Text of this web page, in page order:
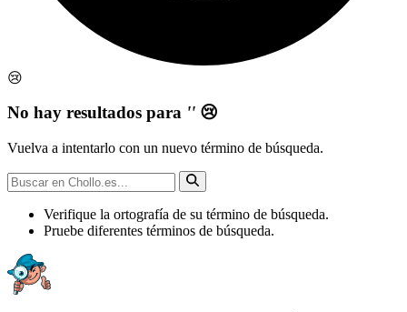
😢
No hay resultados para '' 😢
Vuelva a intentarlo con un nuevo término de búsqueda.
Verifique la ortografía de su término de búsqueda.
Pruebe diferentes términos de búsqueda.